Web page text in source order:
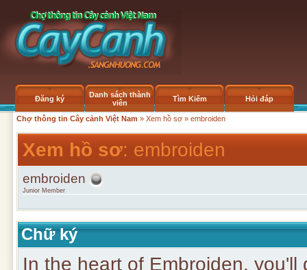
Đăng ký
Danh sách thành
viên
Tìm Kiếm Hỏi đáp
Chợ thông tin Cây cảnh Việt Nam » Xem hồ sơ » embroiden
Xem hồ sơ: embroiden
embroiden
Junior Member
Chữ ký
In the heart of Embroiden,